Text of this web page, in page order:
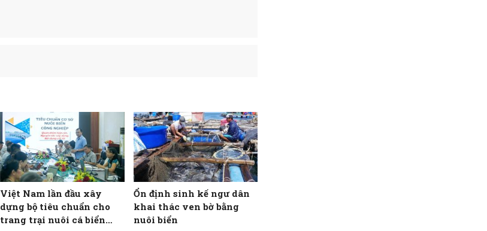
Việt Nam lần đầu xây
dựng bộ tiêu chuẩn cho
trang trại nuôi cá biển
Ổn định sinh kế ngư dân
khai thác ven bờ bằng
nuôi biển